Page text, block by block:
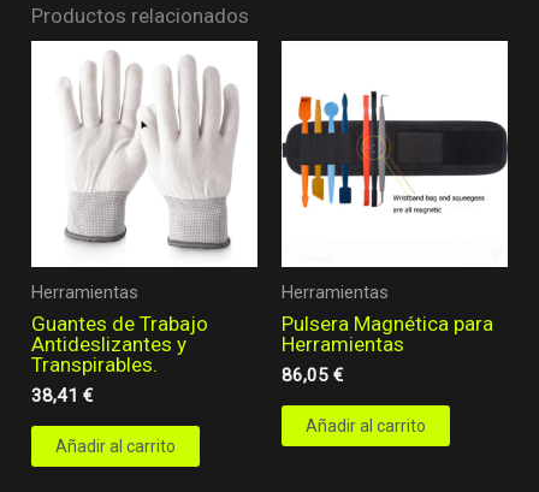
Productos relacionados
Herramientas
Guantes de Trabajo
Antideslizantes y
Transpirables.
38,41€
Añadir al carrito
Herramientas
Pulsera Magnética para
Herramientas
86,05 €
Añadir al carrito